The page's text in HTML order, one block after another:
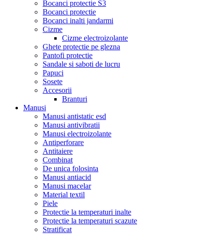
Bocanci protectie S3
Bocanci protectie
Bocanci inalti jandarmi
Cizme
Cizme electroizolante
Ghete protectie pe glezna
Pantofi protectie
Sandale si saboti de lucru
Papuci
Sosete
Accesorii
Branturi
Manusi
Manusi antistatic esd
Manusi antivibratii
Manusi electroizolante
Antiperforare
Antitaiere
Combinat
De unica folosinta
Manusi antiacid
Manusi macelar
Material textil
Piele
Protectie la temperaturi inalte
Protectie la temperaturi scazute
Stratificat